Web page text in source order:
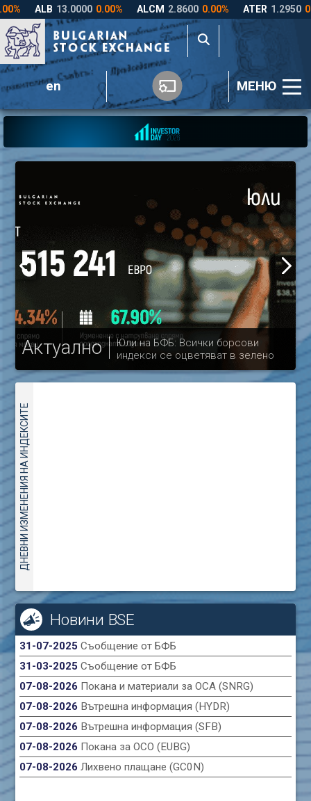
en МЕНЮ
Актуално
Юли на БФБ: Всички борсови
индекси се оцветяват в зелено
ДНЕВНИ ИЗМЕНЕНИЯ НА ИНДЕКСИТЕ
Новини BSE
31-07-2025Съобщение от БФБ
31-03-2025Съобщение от БФБ
07-08-2026 Покана и материали за ОСА (SNRG)
07-08-2026 Вътрешна информация (HYDR)
07-08-2026 Вътрешна информация (SFB)
07-08-2026 Покана за ОСО (EUBG)
07-08-2026Лихвено плащане (GC0N)